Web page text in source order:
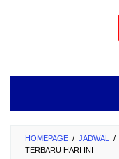
HOMEPAGE / JADWAL /
TERBARU HARI INI